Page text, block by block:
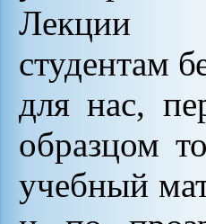
Лекции
студентам
для нас,
образцом
учебный